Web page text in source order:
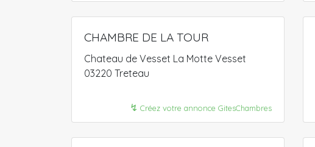
CHAMBRE DE LA TOUR
Chateau de Vesset La Motte Vesset
03220 Treteau
↯ Créez votre annonce GitesChambres